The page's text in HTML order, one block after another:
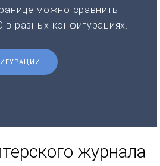
можно сравнить
разных конфигурациях.
журнала